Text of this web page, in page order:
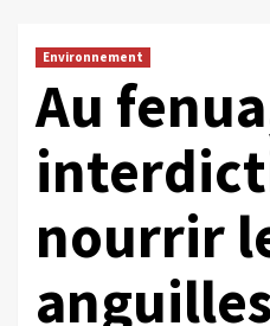
Environnement
Au
nourrir